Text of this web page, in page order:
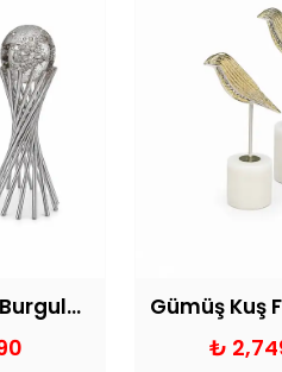
Dekoratif İkili Burgulu Kabarcıklı Küre Gümüş
₺